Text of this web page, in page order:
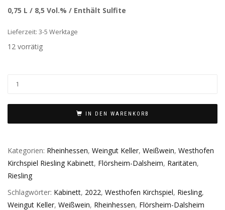
0,75 L / 8,5 Vol.% / Enthält Sulfite
Lieferzeit: 3-5 Werktage
12 vorrätig
IN DEN WARENKORB
Kategorien: Rheinhessen, Weingut Keller, Weißwein, Westhofen
Kirchspiel Riesling Kabinett, Flörsheim-Dalsheim, Raritäten,
Riesling
Schlagwörter: Kabinett, 2022, Westhofen Kirchspiel, Riesling,
Weingut Keller, Weißwein, Rheinhessen, Flörsheim-Dalsheim